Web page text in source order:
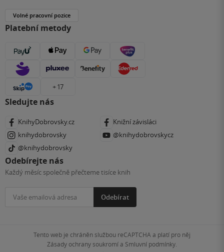
Volné pracovní pozice
Platební metody
+ 17
Sledujte nás
KnihyDobrovsky.cz
Knižní závisláci
knihydobrovsky
@knihydobrovskycz
@knihydobrovsky
Odebírejte nás
Každý měsíc společně přečteme tisíce knih
Odebírat
Tento web je chráněn službou reCAPTCHA a platí pro něj
Zásady ochrany soukromía Smluvní podmínky